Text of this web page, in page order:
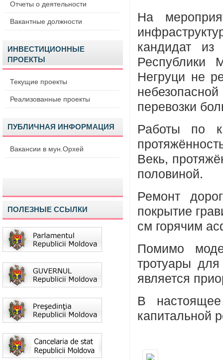
Отчеты о деятельности
Вакантные должности
ИНВЕСТИЦИОННЫЕ
ПРОЕКТЫ
Текущие проекты
Реализованные проекты
ПУБЛИЧНАЯ ИНФОРМАЦИЯ
Вакансии в мун.Орхей
ПОЛЕЗНЫЕ ССЫЛКИ
На
кандидат
Республики
Негруци не
перевозки
Работы по
Векь,
половиной.
Ремонт
покрытие
см горячим
Помимо
тротуары
является
В
капитальной